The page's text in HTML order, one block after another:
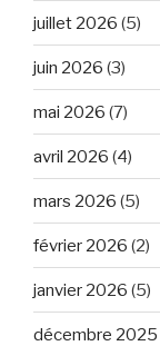
juillet 2026 (5)
juin 2026 (3)
mai 2026 (7)
avril 2026 (4)
mars 2026 (5)
février 2026 (2)
janvier 2026 (5)
décembre 2025